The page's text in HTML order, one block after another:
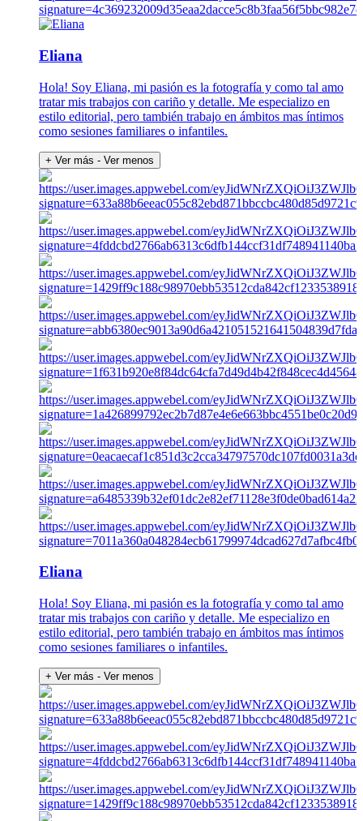
Eliana
Hola! Soy Eliana, mi pasión es la fotografía y como tal amo
tratar mis trabajos con cariño y detalle. Me especializo en
estilo editorial, pero también trabajo en ámbitos mas íntimos
como sesiones familiares o infantiles.
+ Ver más - Ver menos
Eliana
Hola! Soy Eliana, mi pasión es la fotografía y como tal amo
tratar mis trabajos con cariño y detalle. Me especializo en
estilo editorial, pero también trabajo en ámbitos mas íntimos
como sesiones familiares o infantiles.
+ Ver más - Ver menos